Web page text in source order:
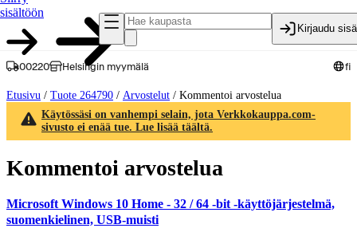
sisältöön
Kirjaudu
00220 Helsingin myymälä fi
Etusivu / Tuote 264790 / Arvostelut / Kommentoi arvostelua
Käytössäsi on vanhempi selain, jota Verkkokauppa.com-
sivusto ei enää tue. Lue lisää täältä.
Kommentoi arvostelua
Microsoft Windows 10 Home - 32 / 64 -bit -käyttöjärjestelmä,
suomenkielinen, USB-muisti